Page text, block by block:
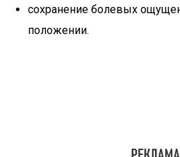
сохранение болевых
положении.